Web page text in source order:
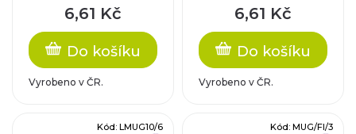
pokovem
6,61 Kč
Do košíku
Vyrobeno v ČR.
6,61 Kč
Do košíku
Vyrobeno v ČR.
Kód: LMUG10/6 Kód: MUG/FI/3